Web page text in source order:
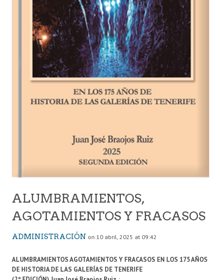
ALUMBRAMIENTOS,
AGOTAMIENTOS Y FRACASOS
ADMINISTRACIÓN on 10 abril, 2025 at 09:42
ALUMBRAMIENTOS AGOTAMIENTOS Y FRACASOS EN LOS 175 AÑOS
DE HISTORIA DE LAS GALERÍAS DE TENERIFE